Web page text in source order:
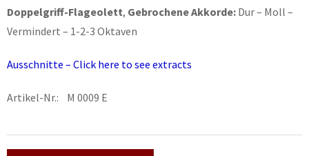
Doppelgriff-Flageolett, Gebrochene Akkorde: Dur – Moll –
Vermindert – 1-2-3 Oktaven
Ausschnitte – Click here to see extracts
Artikel-Nr.: M 0009 E